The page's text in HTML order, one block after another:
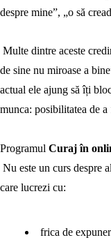
despre mine”, „o să
Multe dintre aceste
de sine nu miroase a
actual ele ajung să îți
munca: posibilitatea de
Programul Curaj în
Nu este un curs despre
care lucrezi cu:
frica de